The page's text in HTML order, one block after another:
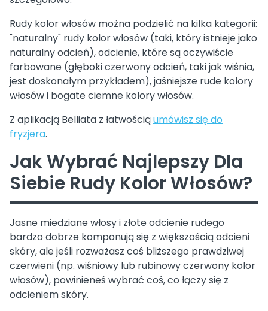
Rudy kolor włosów można podzielić na kilka kategorii:
"naturalny" rudy kolor włosów (taki, który istnieje jako
naturalny odcień), odcienie, które są oczywiście
farbowane (głęboki czerwony odcień, taki jak wiśnia,
jest doskonałym przykładem), jaśniejsze rude kolory
włosów i bogate ciemne kolory włosów.
Z aplikacją Belliata z łatwościąumówisz się do
fryzjera.
Jak Wybrać Najlepszy Dla
Siebie Rudy Kolor Włosów?
Jasne miedziane włosy i złote odcienie rudego
bardzo dobrze komponują się z większością odcieni
skóry, ale jeśli rozważasz coś bliższego prawdziwej
czerwieni (np. wiśniowy lub rubinowy czerwony kolor
włosów), powinieneś wybrać coś, co łączy się z
odcieniem skóry.